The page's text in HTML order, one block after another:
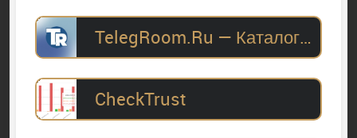
TelegRoom.Ru — Каталог Telegram-каналов для
CheckTrust